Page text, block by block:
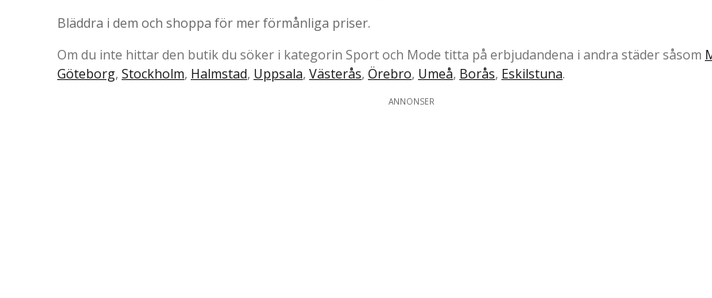
Bläddra i dem och shoppa för mer förmånliga priser.
Om du inte hittar den butik du söker i kategorin Sport och Mode titta på erbjudandena i andra städer såsom
Göteborg, Stockholm, Halmstad, Uppsala, Västerås, Örebro, Umeå, Borås, Eskilstuna.
ANNONSER